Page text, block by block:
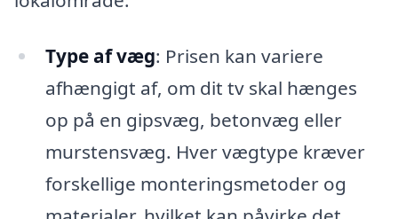
Type af væg: Prisen kan variere
afhængigt af, om dit tv skal hænges
op på en gipsvæg, betonvæg eller
murstensvæg. Hver vægtype kræver
forskellige monteringsmetoder og